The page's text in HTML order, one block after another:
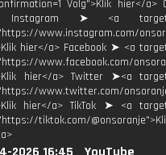
Volg">Klik hier</a>
Instagram ➤ <a
www.instagram.com/
hier</a> Facebook ➤ <a
www.facebook.com/
hier</a> Twitter ➤<a
www.twitter.com/
hier</a> TikTok ➤ <a
tiktok.com/